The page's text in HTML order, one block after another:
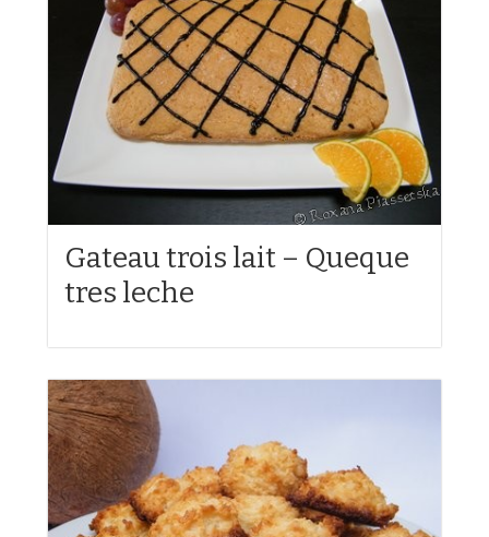
Gateau trois lait – Queque
tres leche